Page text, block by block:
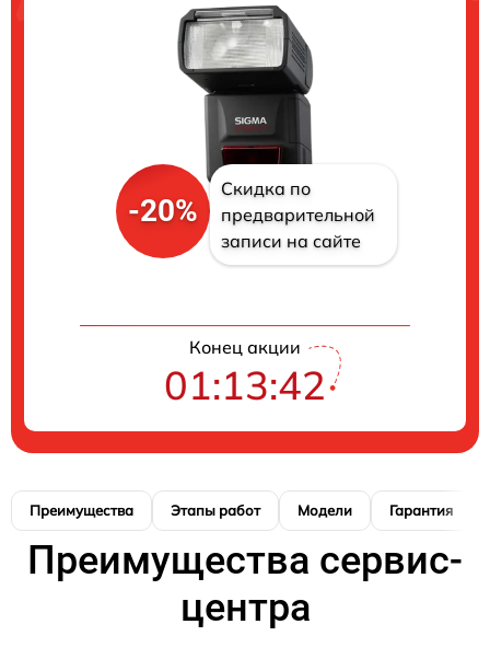
-20%
Скидка по
предварительной
записи на сайте
Конец акции
01:13:41
Преимущества Этапы работ Модели Гарантия
Преимущества сервис-
центра